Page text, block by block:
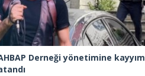
Derneği yönetimine kayyım